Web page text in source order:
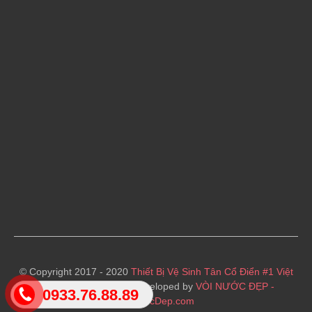
0933.76.88.89
© Copyright 2017 - 2020 Thiết Bị Vệ Sinh Tân Cổ Điển #1 Việt
Nam
· Designed and Developed by VÒI NƯỚC ĐẸP -
VoiNuocDep.com